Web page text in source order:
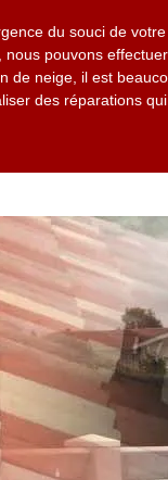
du souci de
pouvons
de neige, il est
des réparations